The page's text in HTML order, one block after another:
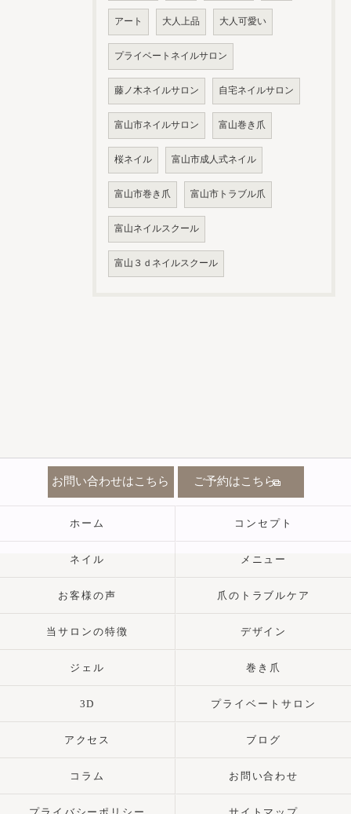
アート 大人上品 大人可愛い
プライベートネイルサロン
藤ノ木ネイルサロン 自宅ネイルサロン
富山市ネイルサロン 富山巻き爪
桜ネイル 富山市成人式ネイル
富山市巻き爪 富山市トラブル爪
富山ネイルスクール
富山３ｄネイルスクール
お問い合わせはこちら ご予約はこちら
ホーム コンセプト
ネイル メニュー
お客様の声 爪のトラブルケア
当サロンの特徴 デザイン
ジェル 巻き爪
3D プライベートサロン
アクセス ブログ
コラム お問い合わせ